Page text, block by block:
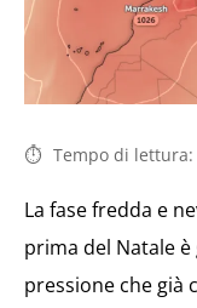
Tempo di lettura:
La fase fredda e
prima del Natale
pressione che già